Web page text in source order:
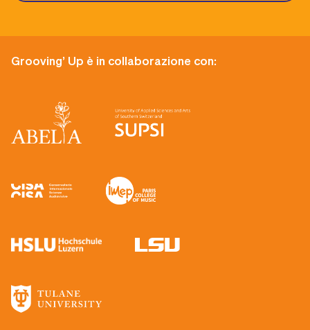
Grooving’ Up è in collaborazione con: